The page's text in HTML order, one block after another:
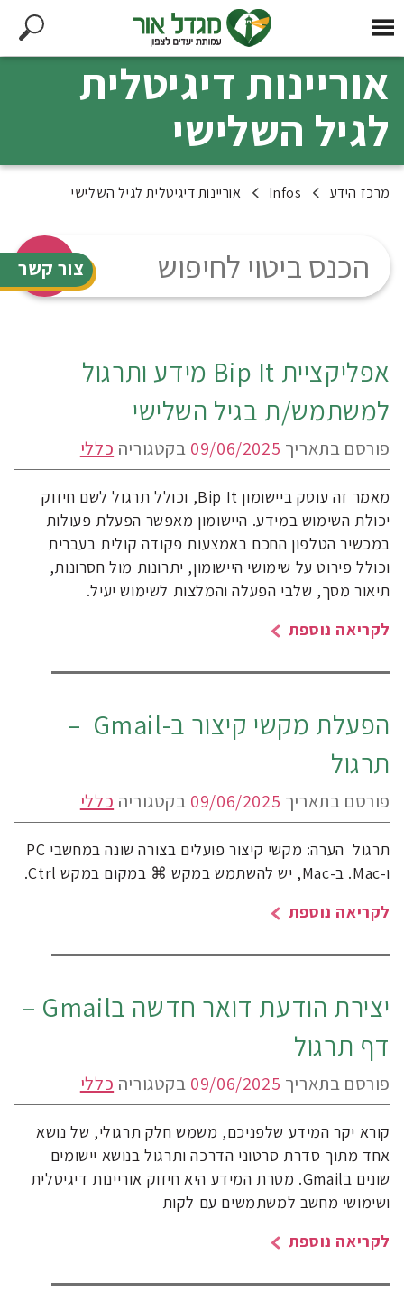
צור קשר
אוריינות דיגיטלית
לגיל השלישי
מרכז הידע Infos אוריינות דיגיטלית לגיל השלישי
אפליקציית Bip It מידע ותרגול
למשתמש/ת בגיל השלישי
פורסם בתאריך 09/06/2025 בקטגוריה כללי
מאמר זה עוסק ביישומון Bip It, וכולל תרגול לשם חיזוק
יכולת השימוש במידע. היישומון מאפשר הפעלת פעולות
במכשיר הטלפון החכם באמצעות פקודה קולית בעברית
וכולל פירוט על שימושי היישומון, יתרונות מול חסרונות,
תיאור מסך, שלבי הפעלה והמלצות לשימוש יעיל.
לקריאה נוספת
הפעלת מקשי קיצור ב-Gmail –
תרגול
פורסם בתאריך 09/06/2025 בקטגוריה כללי
תרגול הערה: מקשי קיצור פועלים בצורה שונה במחשבי PC
ו-Mac. ב-Mac, יש להשתמש במקש ⌘ במקום במקש Ctrl.
לקריאה נוספת
יצירת הודעת דואר חדשה בGmail –
דף תרגול
פורסם בתאריך 09/06/2025 בקטגוריה כללי
קורא יקר המידע שלפניכם, משמש חלק תרגולי, של נושא
אחד מתוך סדרת סרטוני הדרכה ותרגול בנושא יישומים
שונים בGmail. מטרת המידע היא חיזוק אוריינות דיגיטלית
ושימושי מחשב למשתמשים עם לקות
לקריאה נוספת